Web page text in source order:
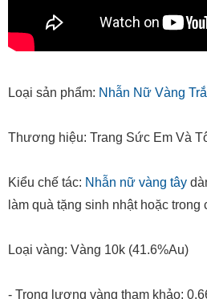
Loại sản phẩm: Nhẫn Nữ Vàng
Thương hiệu: Trang Sức Em Và
Kiểu chế tác: Nhẫn nữ vàng tây
làm quà tặng sinh nhật hoặc trong
Loại vàng: Vàng 10k (41.6%Au)
- Trọng lượng vàng tham khảo: